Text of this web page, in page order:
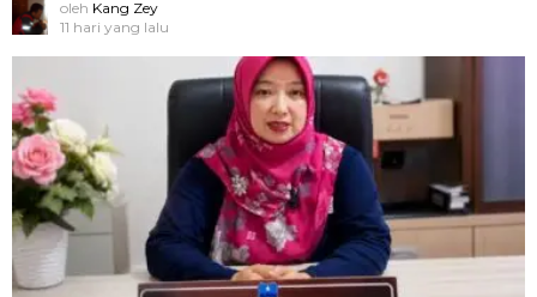
oleh Kang Zey
11 hari yang lalu